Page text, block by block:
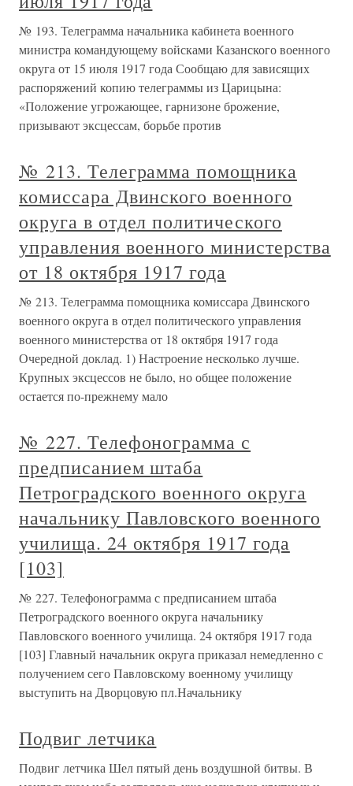
№ 193. Телеграмма начальника кабинета военного
министра командующему войсками Казанского военного
округа от 15 июля 1917 года Сообщаю для зависящих
распоряжений копию телеграммы из Царицына:
«Положение угрожающее, гарнизоне брожение,
призывают эксцессам, борьбе против
№ 213. Телеграмма помощника
комиссара Двинского военного
округа в отдел политического
управления военного министерства
от 18 октября 1917 года
№ 213. Телеграмма помощника комиссара Двинского
военного округа в отдел политического управления
военного министерства от 18 октября 1917 года
Очередной доклад. 1) Настроение несколько лучше.
Крупных эксцессов не было, но общее положение
остается по-прежнему мало
№ 227. Телефонограмма с
предписанием штаба
Петроградского военного округа
начальнику Павловского военного
училища. 24 октября 1917 года
[103]
№ 227. Телефонограмма с предписанием штаба
Петроградского военного округа начальнику
Павловского военного училища. 24 октября 1917 года
[103] Главный начальник округа приказал немедленно с
получением сего Павловскому военному училищу
выступить на Дворцовую пл.Начальнику
Подвиг летчика
Подвиг летчика Шел пятый день воздушной битвы. В